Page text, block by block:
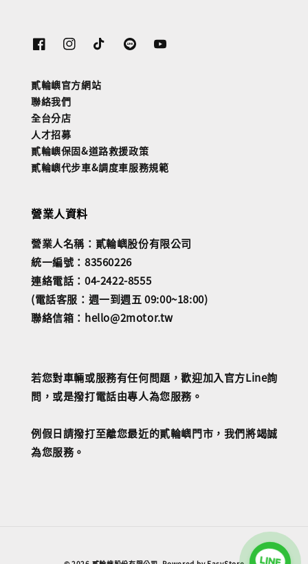
貳輪嶼官方網站
聯絡我們
全台分店
人才招募
貳輪嶼保固&道路救援政策
貳輪嶼代步車&調度車服務規範
營業人資料
營業人名稱：貳輪嶼股份有限公司
統一編號：83560226
連絡電話：04-2422-8555
(電話客服：週一到週五 09:00~18:00)
聯絡信箱：hello@2motor.tw
若您對車輛或服務有任何問題，歡迎加入官方Line詢
問，或是撥打電話由專人為您服務。
例假日請撥打至離您最近的貳輪嶼門市，我們將竭誠
為您服務。